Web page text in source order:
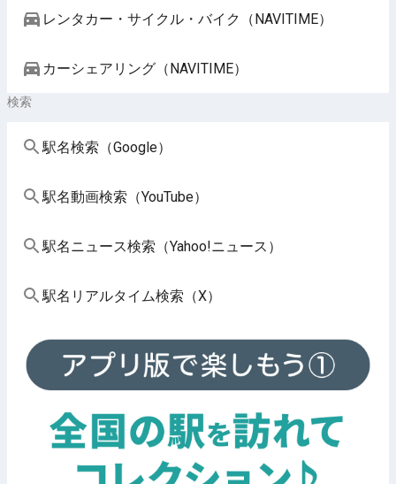
レンタカー・サイクル・バイク（NAVITIME）
カーシェアリング（NAVITIME）
検索
駅名検索（Google）
駅名動画検索（YouTube）
駅名ニュース検索（Yahoo!ニュース）
駅名リアルタイム検索（X）